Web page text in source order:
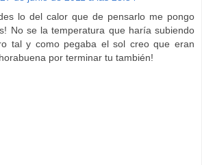
lo del calor que de pensarlo me pongo
No se la temperatura que haría subiendo
tal y como pegaba el sol creo que eran
por terminar tu también!